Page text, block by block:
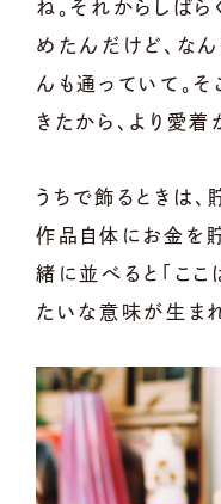
ね。それからしば
めたんだけど、な
んも通っていて。
きたから、より愛着
うちで飾るときは
作品自体にお金を
緒に並べると「こ
たいな意味が生ま